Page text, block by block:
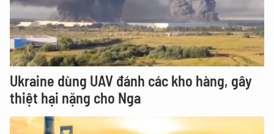
Ukraine dùng UAV đánh các kho hàng, gây
thiệt hại nặng cho Nga